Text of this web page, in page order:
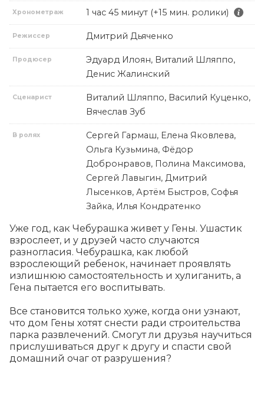
Хронометраж 1 час 45 минут (+15 мин. ролики)
Режиссер Дмитрий Дьяченко
Продюсер
Эдуард Илоян, Виталий Шляппо,
Денис Жалинский
Сценарист
Виталий Шляппо, Василий Куценко,
Вячеслав Зуб
В ролях
Сергей Гармаш, Елена Яковлева,
Ольга Кузьмина, Фёдор
Добронравов, Полина Максимова,
Сергей Лавыгин, Дмитрий
Лысенков, Артём Быстров, Софья
Зайка, Илья Кондратенко
Уже год, как Чебурашка живет у Гены. Ушастик
взрослеет, и у друзей часто случаются
разногласия. Чебурашка, как любой
взрослеющий ребенок, начинает проявлять
излишнюю самостоятельность и хулиганить, а
Гена пытается его воспитывать.
Все становится только хуже, когда они узнают,
что дом Гены хотят снести ради строительства
парка развлечений. Смогут ли друзья научиться
прислушиваться друг к другу и спасти свой
домашний очаг от разрушения?